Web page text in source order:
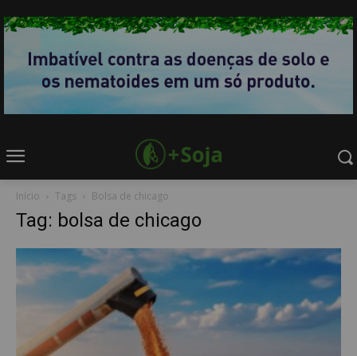
Início Tags Bolsa de chicago
Tag: bolsa de chicago